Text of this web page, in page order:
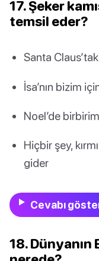
17. Şeker
temsil eder?
Santa Claus’taki
İsa’nın bizim
Noel’de
Hiçbir şey,
gider
Cevabı
18. Dünyanın